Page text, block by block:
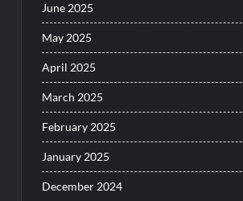
June 2025
May 2025
April 2025
March 2025
February 2025
January 2025
December 2024